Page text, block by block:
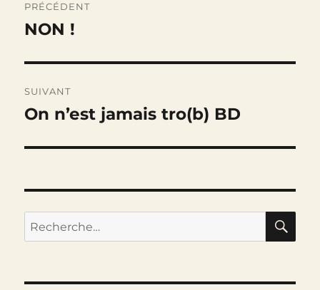
de
PRÉCÉDENT
Publication
NON !
SUIVANT
Publication
On n’est jamais tro(b) BD
Recherche
pour :